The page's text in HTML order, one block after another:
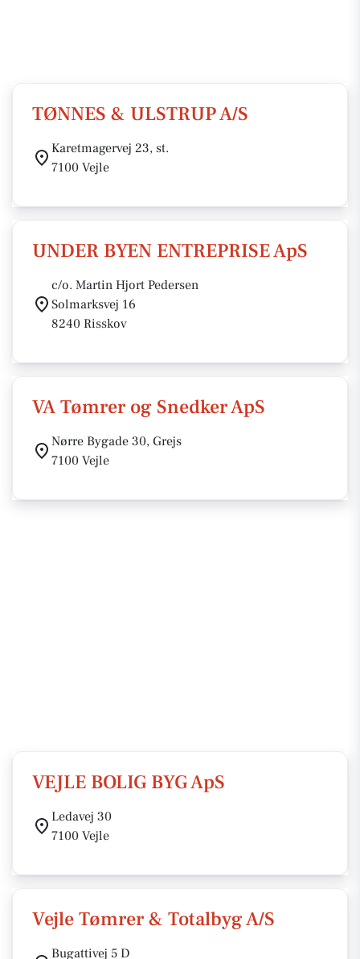
TØNNES & ULSTRUP A/S
Karetmagervej 23, st.
7100 Vejle
UNDER BYEN ENTREPRISE ApS
c/o. Martin Hjort Pedersen
Solmarksvej 16
8240 Risskov
VA Tømrer og Snedker ApS
Nørre Bygade 30, Grejs
7100 Vejle
VEJLE BOLIG BYG ApS
Ledavej 30
7100 Vejle
Vejle Tømrer & Totalbyg A/S
Bugattivej 5 D